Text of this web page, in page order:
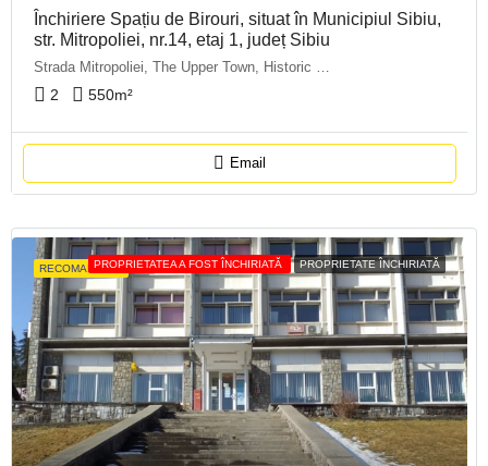
Închiriere Spațiu de Birouri, situat în Municipiul Sibiu,
str. Mitropoliei, nr.14, etaj 1, județ Sibiu
Strada Mitropoliei, The Upper Town, Historic Centre, Sibiu, 550179, Romania
2 550m²
Email
RECOMANDATEPROPRIETATEA A FOST ÎNCHIRIATĂ PROPRIETATE ÎNCHIRIATĂ